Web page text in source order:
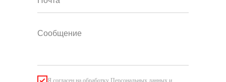
Я согласен на обработку Персональных данных и